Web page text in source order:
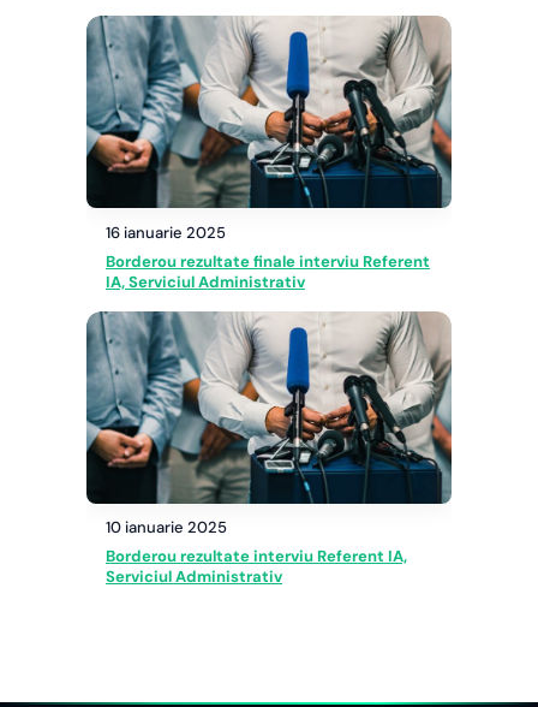
16 ianuarie 2025
Borderou rezultate finale interviu Referent
IA, Serviciul Administrativ
10 ianuarie 2025
Borderou rezultate interviu Referent IA,
Serviciul Administrativ